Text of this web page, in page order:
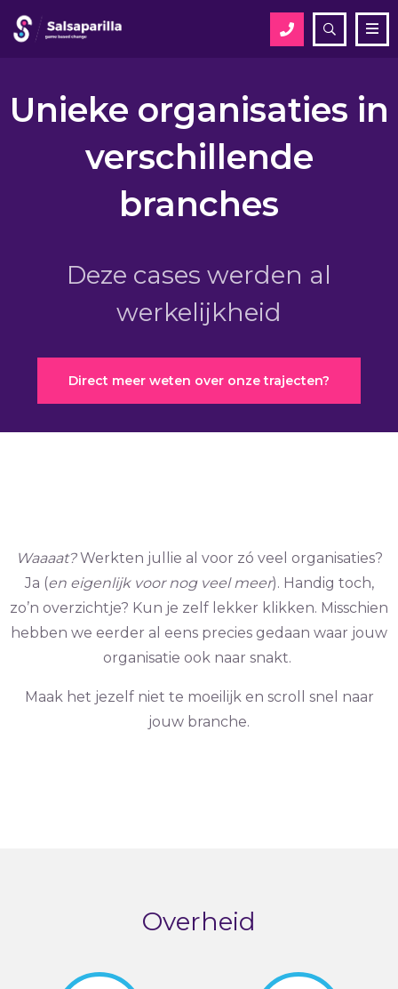
Open
zoekveld
Unieke organisaties in
verschillende
branches
Deze cases werden al
werkelijkheid
Direct meer weten over onze trajecten?
Waaaat?Werkten jullie al voor zó veel organisaties?
Ja (en eigenlijk voor nog veel meer). Handig toch,
zo’n overzichtje? Kun je zelf lekker klikken. Misschien
hebben we eerder al eens precies gedaan waar jouw
organisatie ook naar snakt.
Maak het jezelf niet te moeilijk en scroll snel naar
jouw branche.
Overheid